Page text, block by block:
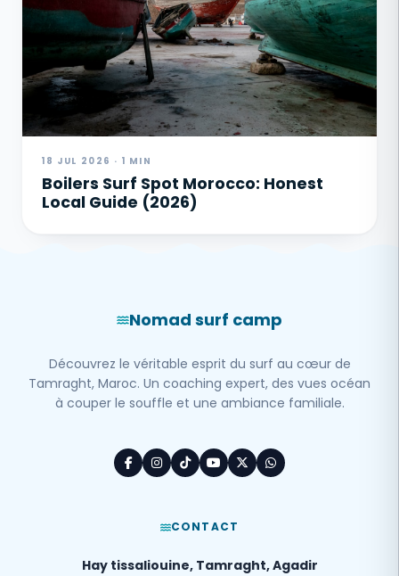
18 JUL 2026 · 1 MIN
Boilers Surf Spot Morocco: Honest
Local Guide (2026)
Nomad surf camp
Découvrez le véritable esprit du surf au cœur de
Tamraght, Maroc. Un coaching expert, des vues océan
à couper le souffle et une ambiance familiale.
CONTACT
Hay tissaliouine, Tamraght, Agadir